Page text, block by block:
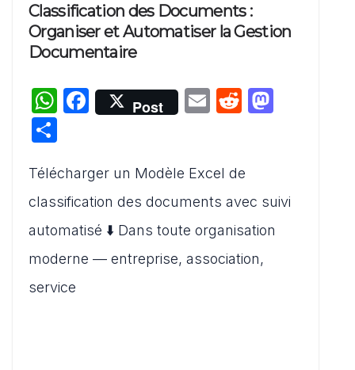
Classification des Documents :
Organiser et Automatiser la Gestion
Documentaire
W
s
A
p
p
F
a
e
b
o
o
Post
E
l
R
di
t
d
o
ta
g
er
Télécharger un Modèle Excel de
classification des documents avec suivi
automatisé ⬇️ Dans toute organisation
moderne — entreprise, association,
service